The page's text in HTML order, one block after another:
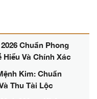
Chuẩn Phong
Và Chính Xác
Kim: Chuẩn
Thu Tài Lộc